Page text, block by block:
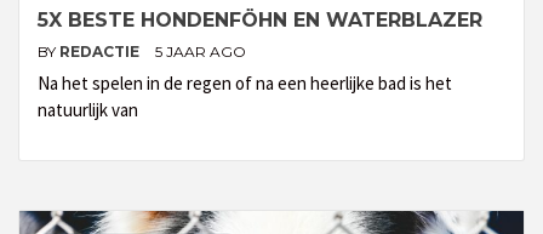
5X BESTE HONDENFÖHN EN WATERBLAZER
BY REDACTIE 5 JAAR AGO
Na het spelen in de regen of na een heerlijke bad is het
natuurlijk van